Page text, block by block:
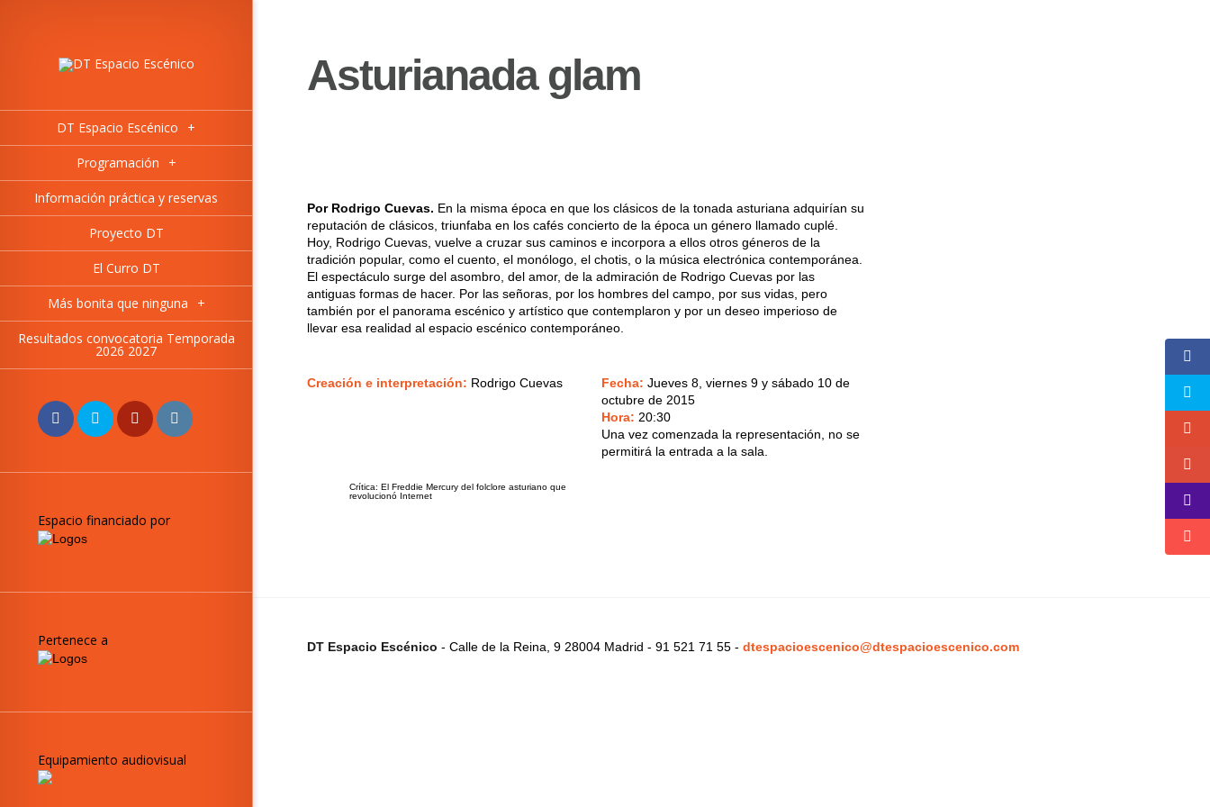
DT Espacio Escénico +
Programación +
Información práctica y reservas
Proyecto DT
El Curro DT
Más bonita que ninguna +
Resultados convocatoria Temporada
2026 2027
Espacio financiado por
Pertenece a
Equipamiento audiovisual
Asturianada glam
Por Rodrigo Cuevas. En la misma época en que los clásicos de la tonada asturiana adquirían su
reputación de clásicos, triunfaba en los cafés concierto de la época un género llamado cuplé.
Hoy, Rodrigo Cuevas, vuelve a cruzar sus caminos e incorpora a ellos otros géneros de la
tradición popular, como el cuento, el monólogo, el chotis, o la música electrónica contemporánea.
El espectáculo surge del asombro, del amor, de la admiración de Rodrigo Cuevas por las
antiguas formas de hacer. Por las señoras, por los hombres del campo, por sus vidas, pero
también por el panorama escénico y artístico que contemplaron y por un deseo imperioso de
llevar esa realidad al espacio escénico contemporáneo.
Creación e interpretación: Rodrigo Cuevas Fecha: Jueves 8, viernes 9 y sábado 10 de
octubre de 2015
Hora: 20:30
Una vez comenzada la representación, no se
permitirá la entrada a la sala.
Crítica: El Freddie Mercury del folclore asturiano que
revolucionó Internet
DT Espacio Escénico - Calle de la Reina, 9 28004 Madrid - 91 521 71 55 - dtespacioescenico@dtespacioescenico.com